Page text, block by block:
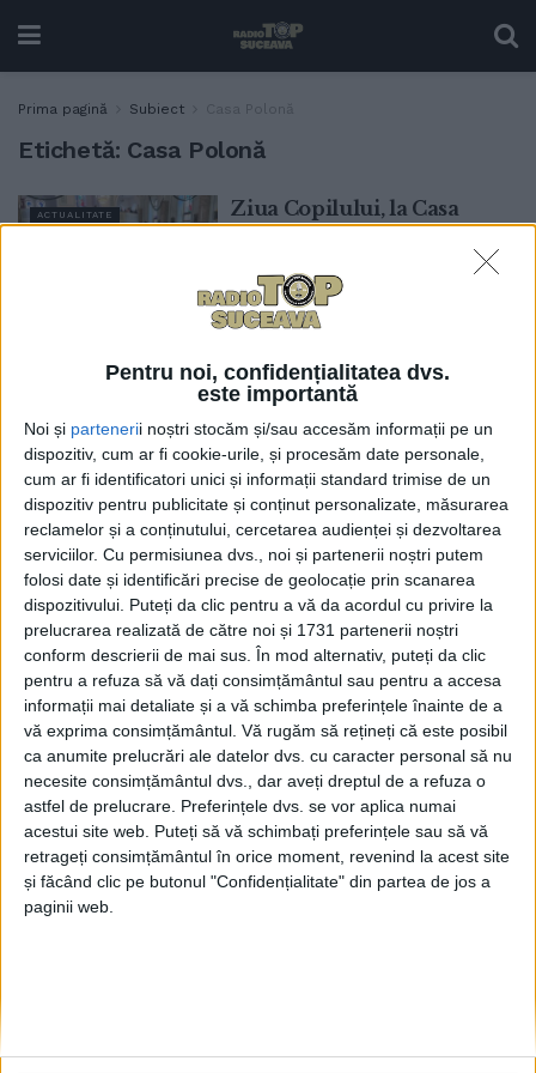
Pentru noi, confidențialitatea dvs.
este importantă
Noi și partenerii noștri stocăm și/sau accesăm informații pe un
dispozitiv, cum ar fi cookie-urile, și procesăm date personale,
cum ar fi identificatori unici și informații standard trimise de un
dispozitiv pentru publicitate și conținut personalizate, măsurarea
reclamelor și a conținutului, cercetarea audienței și dezvoltarea
serviciilor. Cu permisiunea dvs., noi și partenerii noștri putem
folosi date și identificări precise de geolocație prin scanarea
dispozitivului. Puteți da clic pentru a vă da acordul cu privire la
prelucrarea realizată de către noi și 1731 partenerii noștri
conform descrierii de mai sus. În mod alternativ, puteți da clic
pentru a refuza să vă dați consimțământul sau pentru a accesa
informații mai detaliate și a vă schimba preferințele înainte de a
vă exprima consimțământul. Vă rugăm să rețineți că este posibil
ca anumite prelucrări ale datelor dvs. cu caracter personal să nu
necesite consimțământul dvs., dar aveți dreptul de a refuza o
astfel de prelucrare. Preferințele dvs. se vor aplica numai
acestui site web. Puteți să vă schimbați preferințele sau să vă
retrageți consimțământul în orice moment, revenind la acest site
și făcând clic pe butonul "Confidențialitate" din partea de jos a
paginii web.
Prima pagină Subiect Casa Polonă
Etichetă: Casa Polonă
ACTUALITATE
Ziua Copilului, la Casa
pentru 600 de copii de la
școlile în care se predă
limba polonă maternă
Etnicii polonezi din
Bucovina, triplă sărbătoare
la Poiana Micului.
Evenimentul a fost
organizat de Uniunea
Polonezilor din România
10 MAI, 2025
ACTUALITATE
Dom Polski, în plin proces
de renovare, cu finanțări
din partea Guvernului
României, dar și a celui
polonez. Ghervazen
Longher: E o casă istorică.
Pentru polonezi această
clădire are o semnificație
aparte
6 OCTOMBRIE, 2024
Ghervazen Longher: După